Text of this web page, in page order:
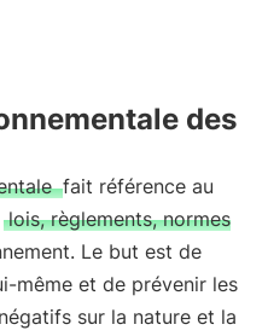
des
fait référence au
lois, règlements, normes
Le but est de
même et de prévenir les
sur la nature et la